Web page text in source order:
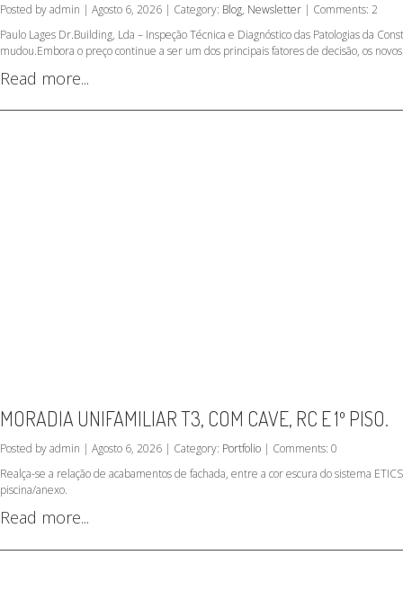
Posted by admin | Agosto 6, 2026 | Category: Blog, Newsletter | Comments: 2
Paulo Lages Dr.Building, Lda – Inspeção Técnica e Diagnóstico das Patologias da
mudou.Embora o preço continue a ser um dos principais fatores de decisão, os
Read more...
MORADIA UNIFAMILIAR T3, COM CAVE, RC E 1º PISO.
Posted by admin | Agosto 6, 2026 | Category: Portfolio | Comments: 0
Realça-se a relação de acabamentos de fachada, entre a cor escura do sistema
piscina/anexo.
Read more...